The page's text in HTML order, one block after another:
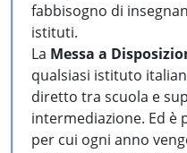
fabbisogno di
istituti.
La Messa a
qualsiasi istituto
diretto tra scuola e
intermediazione. Ed
per cui ogni anno